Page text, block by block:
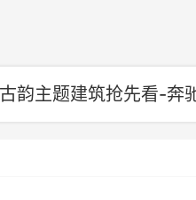
韵主题建筑抢先看-奔